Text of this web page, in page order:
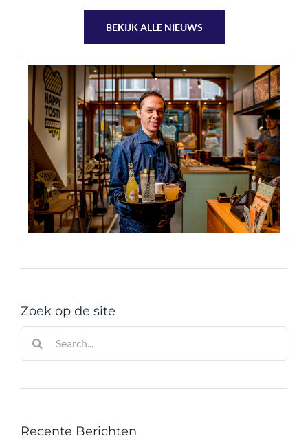
BEKIJK ALLE NIEUWS
Zoek op de site
Zoeken
naar:
Recente Berichten